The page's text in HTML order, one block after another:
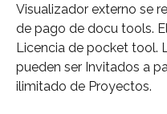
Visualizador externo se
de pago de docu tools.
Licencia de pocket tool.
pueden ser Invitados a
ilimitado de Proyectos.